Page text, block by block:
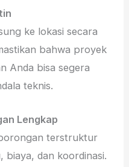
ke lokasi secara
bahwa proyek
Anda bisa segera
teknis.
Lengkap
terstruktur
biaya, dan koordinasi.